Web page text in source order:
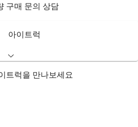
구매 문의 상담
아이트럭
트럭을 만나보세요